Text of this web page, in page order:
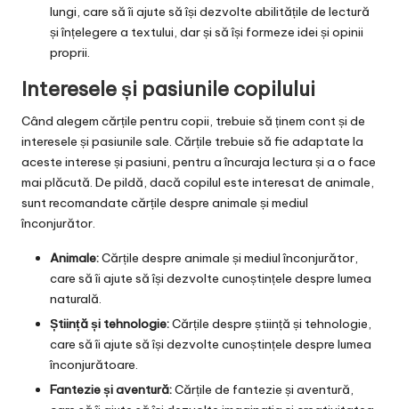
lungi, care să îi ajute să își dezvolte abilitățile de lectură
și înțelegere a textului, dar și să își formeze idei și opinii
proprii.
Interesele și pasiunile copilului
Când alegem cărțile pentru copii, trebuie să ținem cont și de
interesele și pasiunile sale. Cărțile trebuie să fie adaptate la
aceste interese și pasiuni, pentru a încuraja lectura și a o face
mai plăcută. De pildă, dacă copilul este interesat de animale,
sunt recomandate cărțile despre animale și mediul
înconjurător.
Animale:Cărțile despre animale și mediul înconjurător,
care să îi ajute să își dezvolte cunoștințele despre lumea
naturală.
Știință și tehnologie:Cărțile despre știință și tehnologie,
care să îi ajute să își dezvolte cunoștințele despre lumea
înconjurătoare.
Fantezie și aventură:Cărțile de fantezie și aventură,